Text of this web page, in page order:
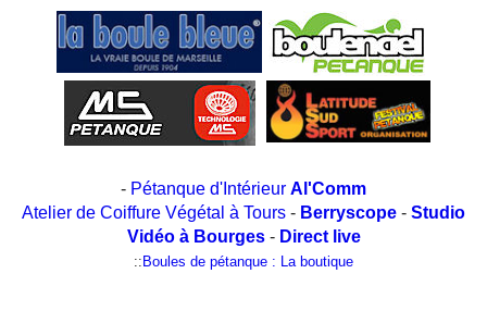
- Pétanque d'Intérieur Al'Comm
Atelier de Coiffure Végétal à Tours - Berryscope - Studio
Vidéo à Bourges- Direct live
:: Boules de pétanque : La boutique